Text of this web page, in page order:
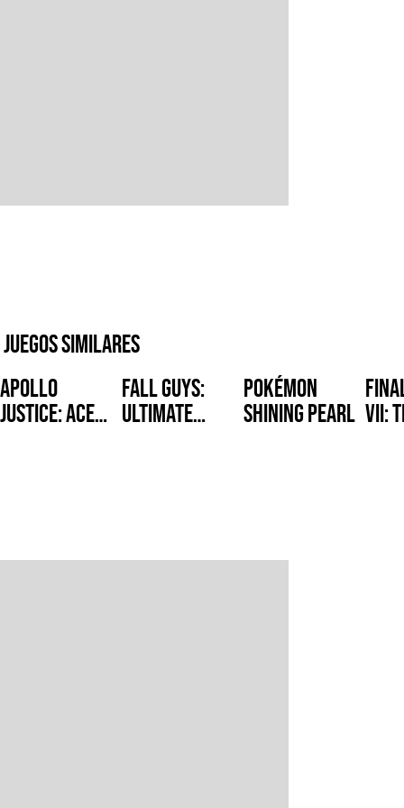
Juegos similares
Apollo
Justice: Ace
Fall Guys:
Ultimate
Pokémon
Shining Pearl VII: